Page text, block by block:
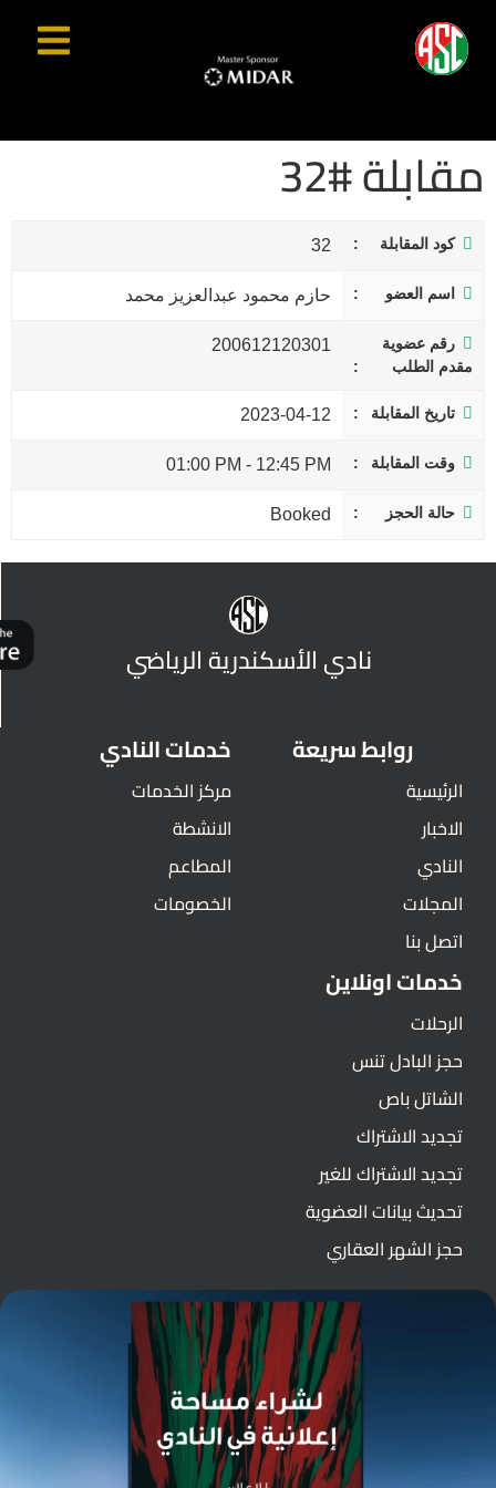
مقابلة #32
كود المقابلة 32
اسم العضو حازم محمود عبدالعزيز محمد
رقم عضوية
مقدم الطلب
200612120301
تاريخ المقابلة 2023-04-12
وقت المقابلة 12:45 PM
-
01:00 PM
حالة الحجز Booked
نادي الأسكندرية الرياضي
روابط سريعة
الرئيسية
الاخبار
النادي
المجلات
اتصل بنا
خدمات النادي
مركز الخدمات
الانشطة
المطاعم
الخصومات
خدمات اونلاين
الرحلات
حجز البادل تنس
الشاتل باص
تجديد الاشتراك
تجديد الاشتراك للغير
تحديث بيانات العضوية
حجز الشهر العقاري